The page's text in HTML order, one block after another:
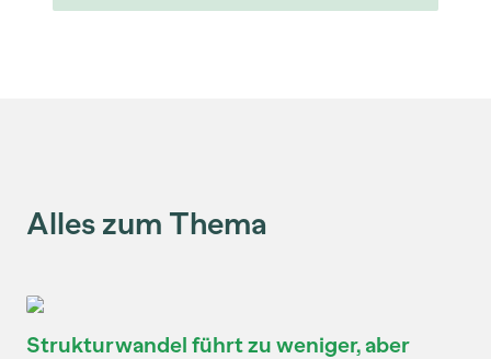
Alles zum Thema
Strukturwandel führt zu weniger, aber